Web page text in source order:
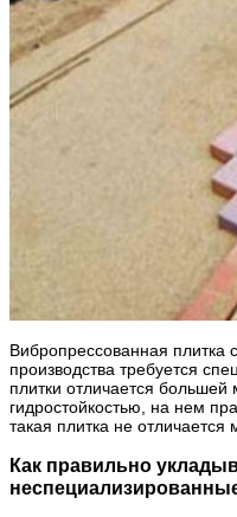
Вибропрессованная плитка
производства требуется
плитки отличается большей
гидростойкостью, на нем
такая плитка не
Как правильно